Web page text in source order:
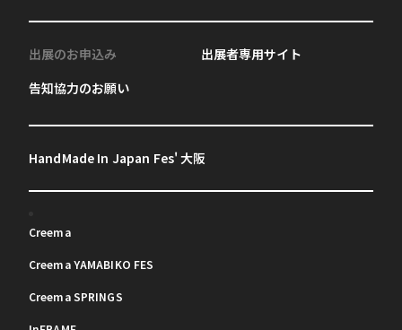
出展のお申込み
告知協力のお願い
出展者専用サイト
HandMade In Japan Fes' 大阪
Creema
Creema YAMABIKO FES
Creema SPRINGS